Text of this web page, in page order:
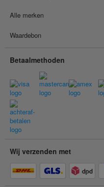
Alle merken
Waardebon
Betaalmethoden
Wij verzenden met